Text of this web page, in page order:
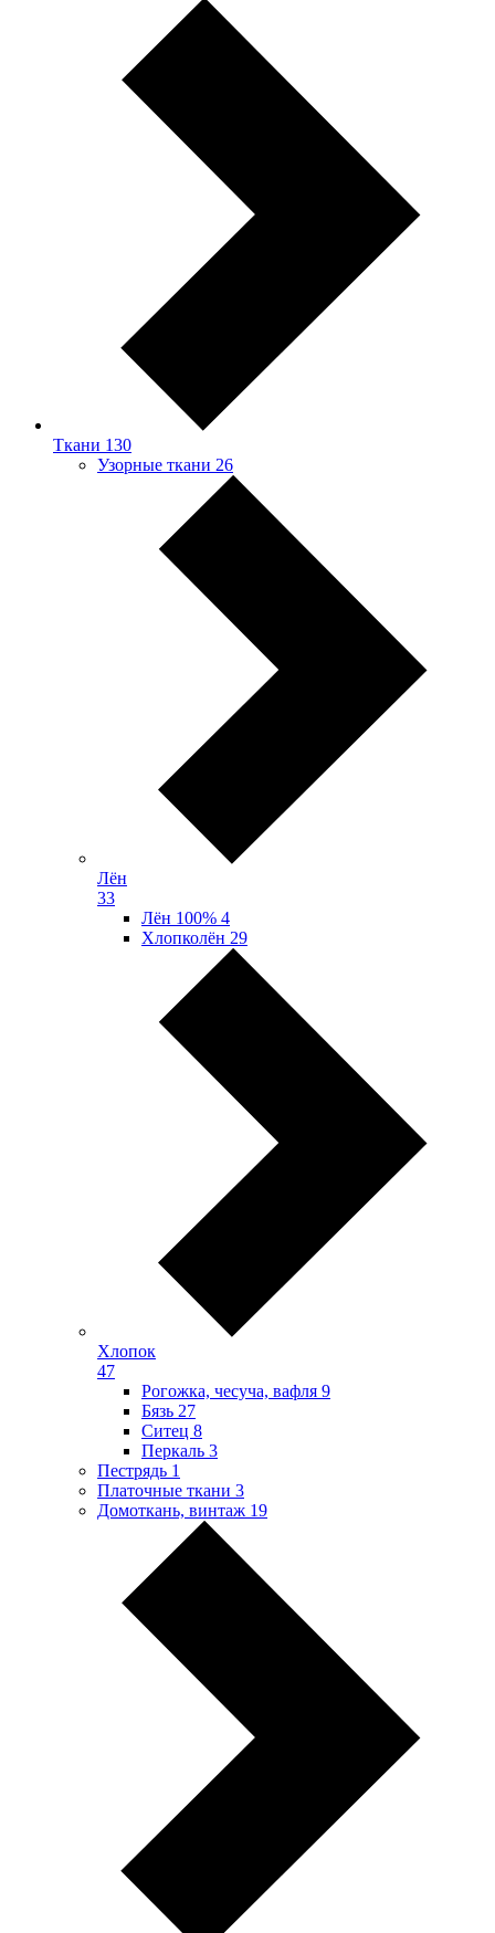
Ткани 130
Узорные ткани 26
Лён
33
Лён 100% 4
Хлопколён 29
Хлопок
47
Рогожка, чесуча, вафля 9
Бязь 27
Ситец 8
Перкаль 3
Пестрядь 1
Платочные ткани 3
Домоткань, винтаж 19